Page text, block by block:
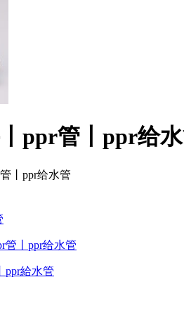
ppr管丨ppr给
丨ppr给水管
管丨ppr给水管
ppr給水管